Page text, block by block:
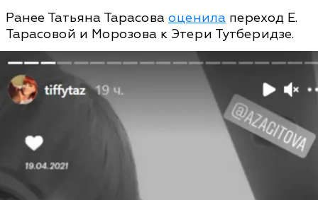
Ранее Татьяна Тарасова оценила переход Е.
Тарасовой и Морозова к Этери Тутберидзе.